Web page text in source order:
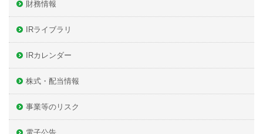
財務情報
IRライブラリ
IRカレンダー
株式・配当情報
事業等のリスク